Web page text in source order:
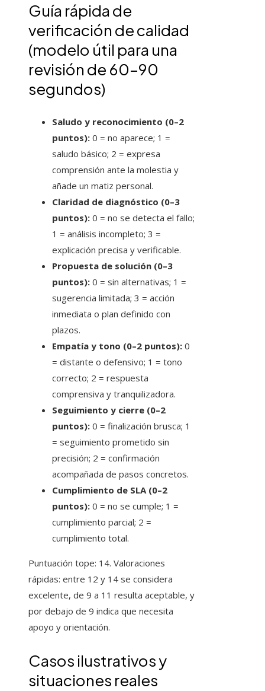
Guía rápida de
verificación de calidad
(modelo útil para una
revisión de 60–90
segundos)
Saludo y reconocimiento (0–2
puntos): 0 = no aparece; 1 =
saludo básico; 2 = expresa
comprensión ante la molestia y
añade un matiz personal.
Claridad de diagnóstico (0–3
puntos): 0 = no se detecta el fallo;
1 = análisis incompleto; 3 =
explicación precisa y verificable.
Propuesta de solución (0–3
puntos): 0 = sin alternativas; 1 =
sugerencia limitada; 3 = acción
inmediata o plan definido con
plazos.
Empatía y tono (0–2 puntos): 0
= distante o defensivo; 1 = tono
correcto; 2 = respuesta
comprensiva y tranquilizadora.
Seguimiento y cierre (0–2
puntos): 0 = finalización brusca; 1
= seguimiento prometido sin
precisión; 2 = confirmación
acompañada de pasos concretos.
Cumplimiento de SLA (0–2
puntos): 0 = no se cumple; 1 =
cumplimiento parcial; 2 =
cumplimiento total.
Puntuación tope: 14. Valoraciones
rápidas: entre 12 y 14 se considera
excelente, de 9 a 11 resulta aceptable, y
por debajo de 9 indica que necesita
apoyo y orientación.
Casos ilustrativos y
situaciones reales